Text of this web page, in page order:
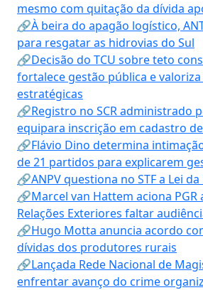
mesmo com quitação da dívida
🔗À beira do apagão logístico,
para resgatar as hidrovias do Sul
🔗Decisão do TCU sobre teto
fortalece gestão pública e
estratégicas
🔗Registro no SCR administrado
equipara inscrição em cadastro
🔗Flávio Dino determina
de 21 partidos para explicarem
🔗ANPV questiona no STF a Lei
🔗Marcel van Hattem aciona
Relações Exteriores faltar
🔗Hugo Motta anuncia acordo
dívidas dos produtores rurais
🔗Lançada Rede Nacional de
enfrentar avanço do crime